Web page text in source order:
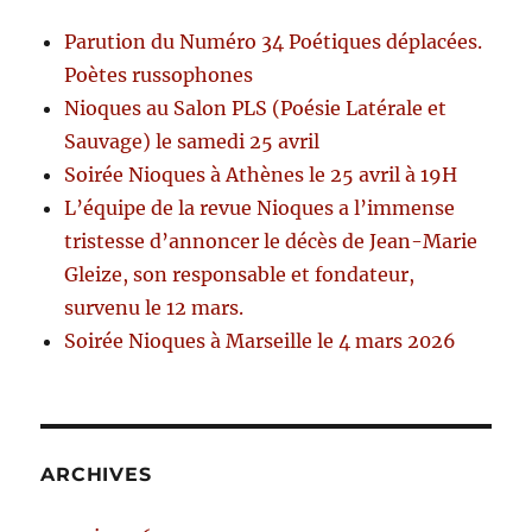
Parution du Numéro 34 Poétiques déplacées.
Poètes russophones
Nioques au Salon PLS (Poésie Latérale et
Sauvage) le samedi 25 avril
Soirée Nioques à Athènes le 25 avril à 19H
L’équipe de la revue Nioques a l’immense
tristesse d’annoncer le décès de Jean-Marie
Gleize, son responsable et fondateur,
survenu le 12 mars.
Soirée Nioques à Marseille le 4 mars 2026
ARCHIVES